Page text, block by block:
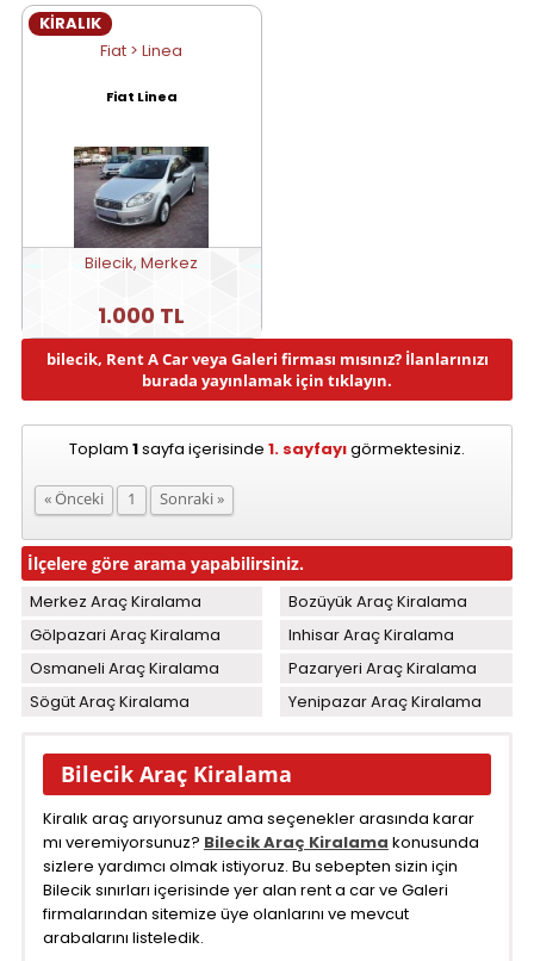
KİRALIK
Fiat > Linea
Fiat Linea
Bilecik, Merkez
1.000 TL
bilecik, Rent A Car veya Galeri firması mısınız? İlanlarınızı
burada yayınlamak için tıklayın.
Toplam 1sayfa içerisinde 1. sayfayıgörmektesiniz.
« Önceki 1 Sonraki »
İlçelere göre arama yapabilirsiniz.
Merkez Araç Kiralama
Bozüyük Araç Kiralama
Gölpazari Araç Kiralama
Inhisar Araç Kiralama
Osmaneli Araç Kiralama
Pazaryeri Araç Kiralama
Sögüt Araç Kiralama
Yenipazar Araç Kiralama
Bilecik Araç Kiralama
Kiralık araç arıyorsunuz ama seçenekler arasında karar
mı veremiyorsunuz? Bilecik Araç Kiralama konusunda
sizlere yardımcı olmak istiyoruz. Bu sebepten sizin için
Bilecik sınırları içerisinde yer alan rent a car ve Galeri
firmalarından sitemize üye olanlarını ve mevcut
arabalarını listeledik.